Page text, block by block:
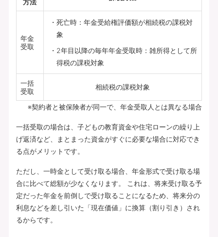
方法
年金
受取
死亡時：年金受給権評価額が相続税の課税対
象
2年目以降の毎年年金受取時：雑所得として所
得税の課税対象
一括
受取
相続税の課税対象
※契約者と被保険者が同一で、年金受取人とは異なる場合
一括受取の場合は、子どもの教育資金や住宅ローンの繰り上
げ返済など、まとまった資金がすぐに必要な場合に対応でき
る点がメリットです。
ただし、一時金として受け取る場合、年金形式で受け取る場
合に比べて総額が少なくなります。 これは、将来受け取る予
定だった年金を前倒しで受け取ることになるため、将来分の
利息などを差し引いた「現在価値」に換算（割り引き）され
るからです。